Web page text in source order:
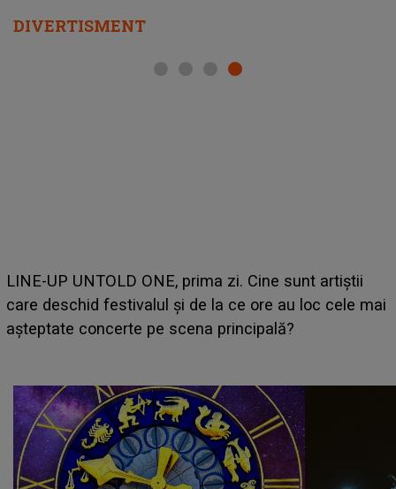
DIVERTISMENT
mai
Ce a dezvăluit noua concurentă din "Casa
luat prin surprindere pe Emanuel. CINE ESTE
BĂIATUL VIZAT de Alexandra?! Aflându-se în